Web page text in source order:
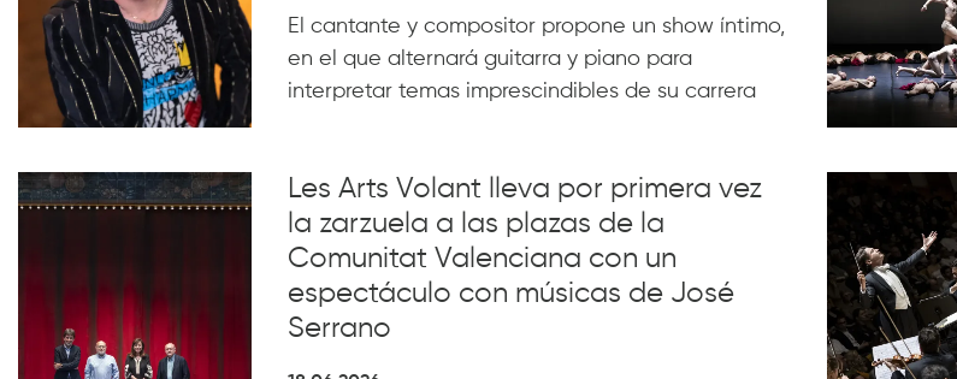
El cantante y compositor propone un show íntimo,
en el que alternará guitarra y piano para
interpretar temas imprescindibles de su carrera
Les Arts Volant lleva por primera vez
la zarzuela a las plazas de la
Comunitat Valenciana con un
espectáculo con músicas de José
Serrano